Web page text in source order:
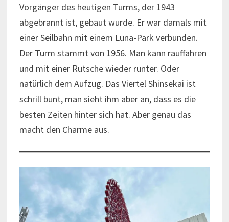
Vorgänger des heutigen Turms, der 1943
abgebrannt ist, gebaut wurde. Er war damals mit
einer Seilbahn mit einem Luna-Park verbunden.
Der Turm stammt von 1956. Man kann rauffahren
und mit einer Rutsche wieder runter. Oder
natürlich dem Aufzug. Das Viertel Shinsekai ist
schrill bunt, man sieht ihm aber an, dass es die
besten Zeiten hinter sich hat. Aber genau das
macht den Charme aus.